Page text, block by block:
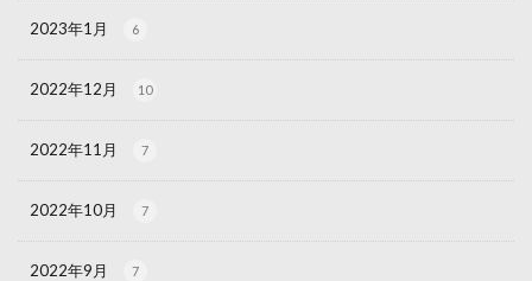
2023年1月 6
2022年12月 10
2022年11月 7
2022年10月 7
2022年9月 7